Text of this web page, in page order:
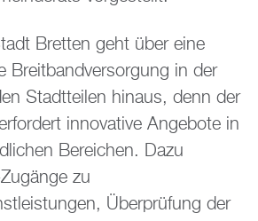
Bretten geht über eine
Breitbandversorgung in der
Stadtteilen hinaus, denn der
innovative Angebote in
Bereichen. Dazu
zu
Überprüfung der